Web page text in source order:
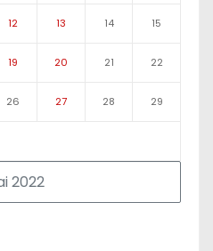
2022
12 13 14 15
19 20 21 22
26 27 28 29